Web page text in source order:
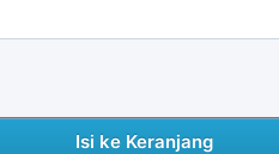
Isi ke Keranjang